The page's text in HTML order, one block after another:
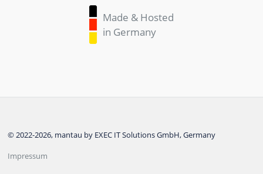
Made & Hosted
in Germany
© 2022-2026, mantau by EXEC IT Solutions GmbH, Germany
Impressum